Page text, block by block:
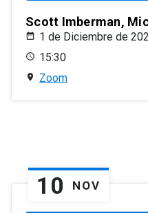
Scott Imberman,
1 de Diciembre de
15:30
Zoom
10 NOV